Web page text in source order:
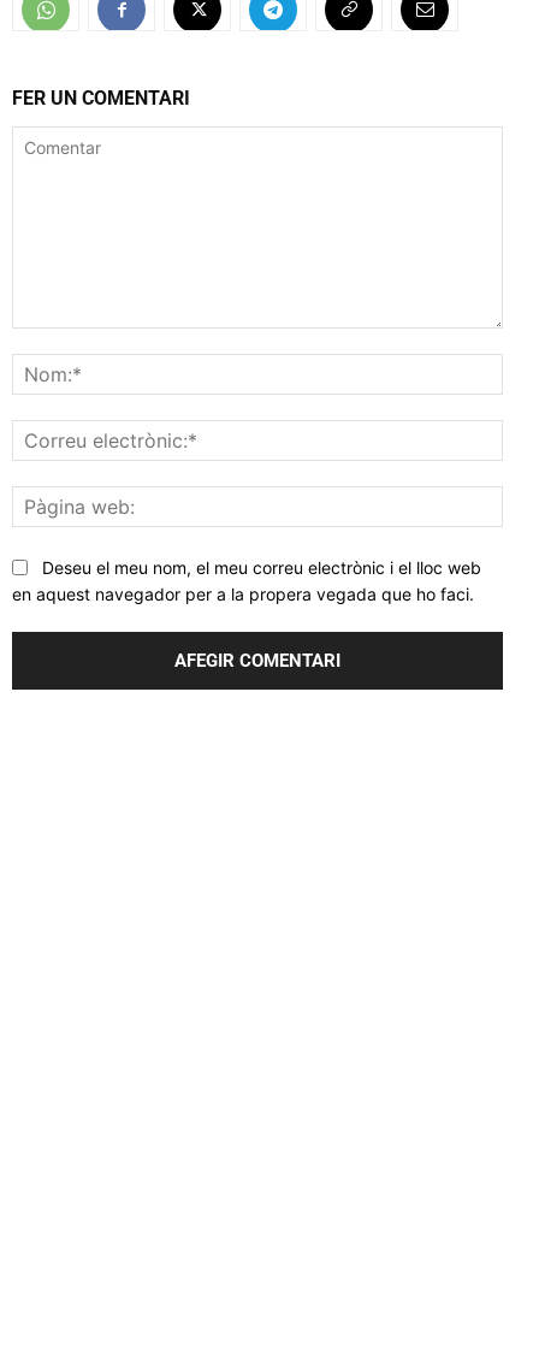
FER UN COMENTARI
web:
Deseu el meu nom, el meu correu electrònic i el lloc web
en aquest navegador per a la propera vegada que ho faci.